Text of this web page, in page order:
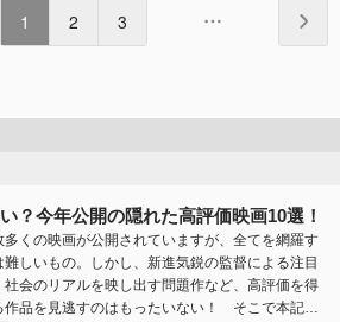
1 2 3
？今年公開の隠れた高評価映画10選！
多くの映画が公開されていますが、全てを網羅す
難しいもの。しかし、新進気鋭の監督による注目
社会のリアルを映し出す問題作など、高評価を得
作品を見逃すのはもったいない！ そこで本記…